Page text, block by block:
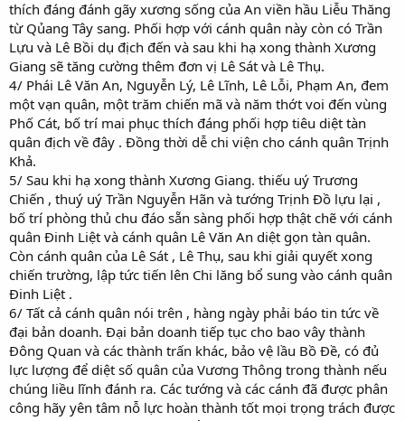
thích đáng đánh gãy xương sống của An viền hầu Liễu Thăng
từ Qủang Tây sang. Phối hợp với cánh quân này còn có Trần
Lựu và Lê Bồi dụ địch đến và sau khi hạ xong thành Xương
Giang sẽ tăng cường thêm đơn vị Lê Sát và Lê Thụ.
4/ Phái Lê Văn An, Nguyễn Lý, Lê Lĩnh, Lê Lỗi, Phạm An, đem
một vạn quân, một trăm chiến mã và năm thớt voi đến vùng
Phố Cát, bố trí mai phục thích đáng phối hợp tiêu diệt tàn
quân địch về đây . Đồng thời dễ chi viện cho cánh quân Trịnh
Khả.
5/ Sau khi hạ xong thành Xương Giang. thiếu uý Trương
Chiến , thuý uý Trần Nguyễn Hãn và tướng Trịnh Đồ lựu lại ,
bố trí phòng thủ chu đáo sẵn sàng phối hợp thật chẽ với cánh
quân Đinh Liệt và cánh quân Lê Văn An diệt gọn tàn quân.
Còn cánh quân của Lê Sát , Lê Thụ, sau khi giải quyết xong
chiến trường, lập tức tiến lên Chi lăng bổ sung vào cánh quân
Đinh Liệt .
6/ Tất cả cánh quân nói trên , hàng ngày phải báo tin tức về
đại bản doanh. Đại bản doanh tiếp tục cho bao vây thành
Đông Quan và các thành trấn khác, bảo vệ lầu Bồ Đề, có đủ
lực lượng để diệt số quân của Vương Thông trong thành nếu
chúng liều lĩnh đánh ra. Các tướng và các cánh đã được phân
công hãy yên tâm nỗ lực hoàn thành tốt mọi trọng trách được